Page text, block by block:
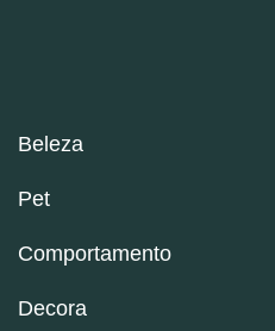
Beleza
Pet
Comportamento
Decora